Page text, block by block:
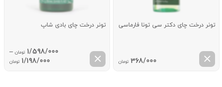
تونر درخت چای دکتر سی تونا فارماسی
368/000 تومان
تونر درخت چای بادی شاپ
1/598/000 تومان –
1/198/000 تومان